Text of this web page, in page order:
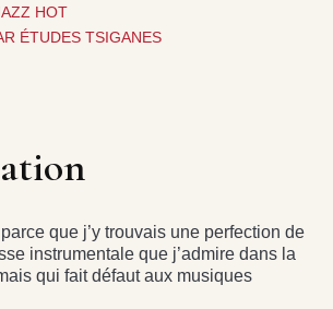
HOT
ÉTUDES TSIGANES
parce que j’y trouvais une perfection de
instrumentale que j’admire dans la
qui fait défaut aux musiques